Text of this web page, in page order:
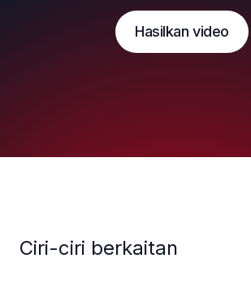
Hasilkan video
Ciri-ciri berkaitan